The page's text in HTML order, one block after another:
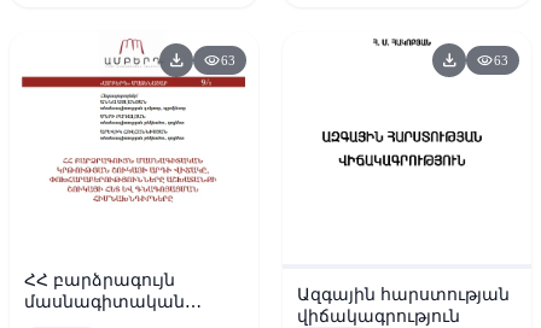
download visibility63
ՀՀ բարձրագույն
մասնագիտական
download visibility63
Ազգային հարստության
վիճակագրություն